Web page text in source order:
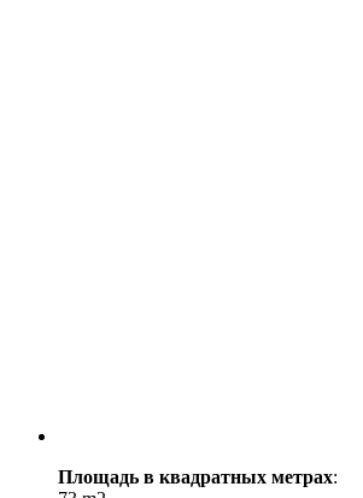
Площадь в квадратных метрах: